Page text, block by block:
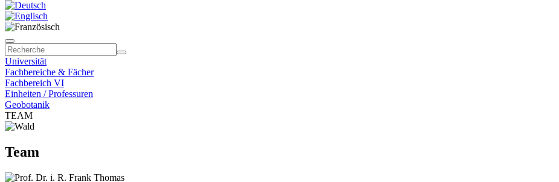
Universität
Fachbereiche & Fächer
Fachbereich VI
Einheiten / Professuren
Geobotanik
TEAM
Team